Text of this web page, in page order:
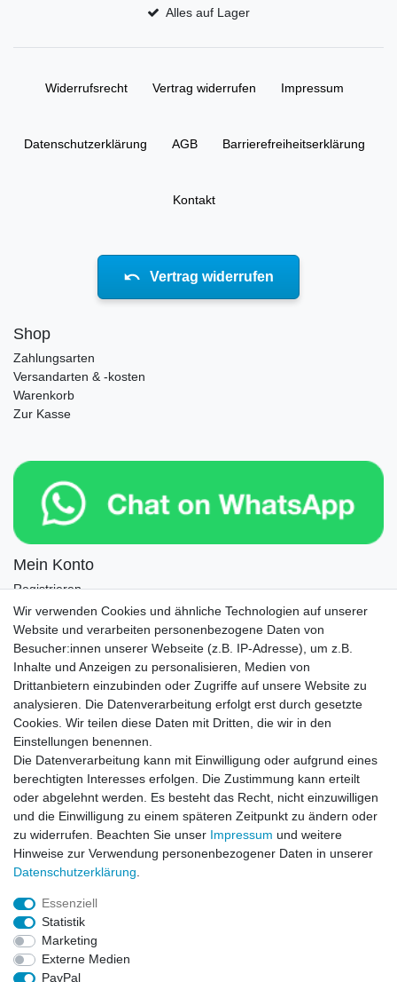
Alles auf Lager
Widerrufs­recht Vertrag widerrufen Impressum
Daten­schutz­erklärung AGB Barrierefreiheitserklärung
Kontakt
Vertrag widerrufen
Shop
Zahlungsarten
Versandarten & -kosten
Warenkorb
Zur Kasse
Mein Konto
Registrieren
Login
Newsletter
E-MAIL **
Newsletter
Honig
Hiermit bestätige ich, dass ich die
Einwilligung kann ich jederzeit widerrufen.**
Abonnieren
** Hierbei handelt es sich um ein Pflichtfeld.
Wir verwenden Cookies und ähnliche Technologien auf unserer
Website und verarbeiten personenbezogene Daten von
Besucher:innen unserer Webseite (z.B. IP-Adresse), um z.B.
Inhalte und Anzeigen zu personalisieren, Medien von
Drittanbietern einzubinden oder Zugriffe auf unsere Website zu
analysieren. Die Datenverarbeitung erfolgt erst durch gesetzte
Cookies. Wir teilen diese Daten mit Dritten, die wir in den
Einstellungen benennen.
Die Datenverarbeitung kann mit Einwilligung oder aufgrund eines
berechtigten Interesses erfolgen. Die Zustimmung kann erteilt
oder abgelehnt werden. Es besteht das Recht, nicht einzuwilligen
und die Einwilligung zu einem späteren Zeitpunkt zu ändern oder
zu widerrufen. Beachten Sie unser Impressum und weitere
Hinweise zur Verwendung personenbezogener Daten in unserer
Daten­schutz­erklärung
Essenziell
Statistik
Marketing
Externe Medien
PayPal